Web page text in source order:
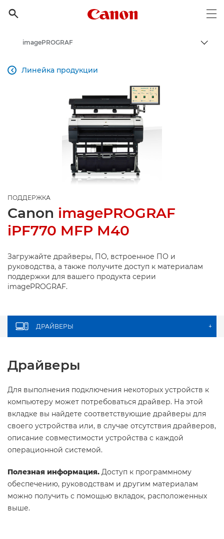

Canon Logo, back to
Поддержка продукции для бизнеса
imagePROGRAF
Линейка продукции

ПОДДЕРЖКА
Canon imagePROGRAF
iPF770 MFP M40
Загружайте драйверы, ПО, встроенное ПО и
руководства, а также получите доступ к материалам
поддержки для вашего продукта серии
imagePROGRAF.
ДРАЙВЕРЫ +
Драйверы
Для выполнения подключения некоторых устройств к
компьютеру может потребоваться драйвер. На этой
вкладке вы найдете соответствующие драйверы для
своего устройства или, в случае отсутствия драйверов,
описание совместимости устройства с каждой
операционной системой.
Полезная информация. Доступ к программному
обеспечению, руководствам и другим материалам
можно получить с помощью вкладок, расположенных
выше.